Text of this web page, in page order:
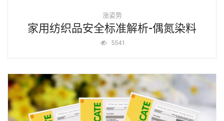
涨姿势
家用纺织品安全标准解析-偶氮染料
5541